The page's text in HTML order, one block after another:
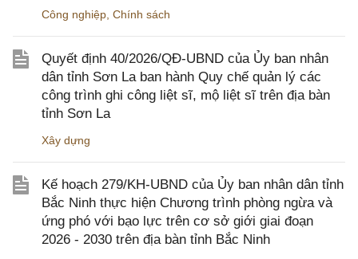
Công nghiệp Chính sách
Quyết định 40/2026/QĐ-UBND của Ủy ban nhân
dân tỉnh Sơn La ban hành Quy chế quản lý các
công trình ghi công liệt sĩ, mộ liệt sĩ trên địa bàn
tỉnh Sơn La
Xây dựng
Kế hoạch 279/KH-UBND của Ủy ban nhân dân tỉnh
Bắc Ninh thực hiện Chương trình phòng ngừa và
ứng phó với bạo lực trên cơ sở giới giai đoạn
2026 - 2030 trên địa bàn tỉnh Bắc Ninh